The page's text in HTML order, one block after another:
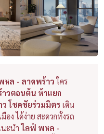
หล - ลาดพร้าวใคร
วตอนต้น ห้าแยก
โชคชัยร่วมมิตร เดิน
อง ได้ง่าย สะดวกทั้งรถ
นะนำไลฟ์ พหล -